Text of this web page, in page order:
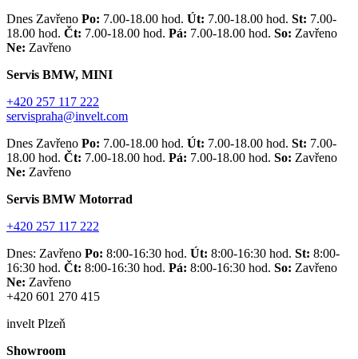
Dnes Zavřeno Po: 7.00-18.00 hod. Út: 7.00-18.00 hod. St: 7.00-
18.00 hod. Čt: 7.00-18.00 hod. Pá: 7.00-18.00 hod. So: Zavřeno
Ne: Zavřeno
Servis BMW, MINI
+420 257 117 222
servispraha@invelt.com
Dnes Zavřeno Po: 7.00-18.00 hod. Út: 7.00-18.00 hod. St: 7.00-
18.00 hod. Čt: 7.00-18.00 hod. Pá: 7.00-18.00 hod. So: Zavřeno
Ne: Zavřeno
Servis BMW Motorrad
+420 257 117 222
Dnes: Zavřeno Po: 8:00-16:30 hod. Út: 8:00-16:30 hod. St: 8:00-
16:30 hod. Čt: 8:00-16:30 hod. Pá: 8:00-16:30 hod. So: Zavřeno
Ne: Zavřeno
+420 601 270 415
invelt Plzeň
Showroom